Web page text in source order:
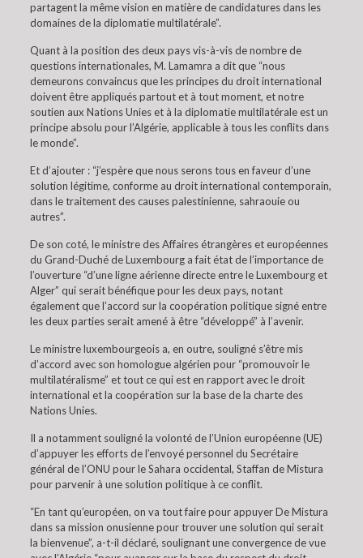
partagent la même vision en matière de candidatures dans les
domaines de la diplomatie multilatérale”.
Quant à la position des deux pays vis-à-vis de nombre de
questions internationales, M. Lamamra a dit que “nous
demeurons convaincus que les principes du droit international
doivent être appliqués partout et à tout moment, et notre
soutien aux Nations Unies et à la diplomatie multilatérale est un
principe absolu pour l’Algérie, applicable à tous les conflits dans
le monde”.
Et d’ajouter : “j’espère que nous serons tous en faveur d’une
solution légitime, conforme au droit international contemporain,
dans le traitement des causes palestinienne, sahraouie ou
autres”.
De son coté, le ministre des Affaires étrangères et européennes
du Grand-Duché de Luxembourg a fait état de l’importance de
l’ouverture “d’une ligne aérienne directe entre le Luxembourg et
Alger” qui serait bénéfique pour les deux pays, notant
également que l’accord sur la coopération politique signé entre
les deux parties serait amené à être “développé” à l’avenir.
Le ministre luxembourgeois a, en outre, souligné s’être mis
d’accord avec son homologue algérien pour “promouvoir le
multilatéralisme” et tout ce qui est en rapport avec le droit
international et la coopération sur la base de la charte des
Nations Unies.
Il a notamment souligné la volonté de l’Union européenne (UE)
d’appuyer les efforts de l’envoyé personnel du Secrétaire
général de l’ONU pour le Sahara occidental, Staffan de Mistura
pour parvenir à une solution politique à ce conflit.
“En tant qu’européen, on va tout faire pour appuyer De Mistura
dans sa mission onusienne pour trouver une solution qui serait
la bienvenue”, a-t-il déclaré, soulignant une convergence de vue